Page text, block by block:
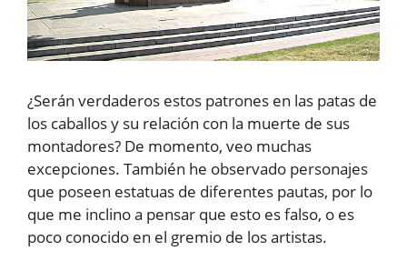
¿Serán verdaderos estos patrones en las patas de
los caballos y su relación con la muerte de sus
montadores? De momento, veo muchas
excepciones. También he observado personajes
que poseen estatuas de diferentes pautas, por lo
que me inclino a pensar que esto es falso, o es
poco conocido en el gremio de los artistas.